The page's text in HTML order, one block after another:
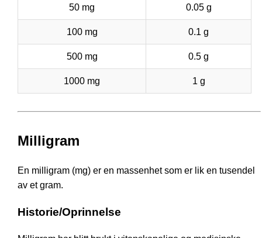
50 mg 0.05 g
100 mg 0.1 g
500 mg 0.5 g
1000 mg 1 g
Milligram
En milligram (mg) er en massenhet som er lik en tusendel
av et gram.
Historie/Oprinnelse